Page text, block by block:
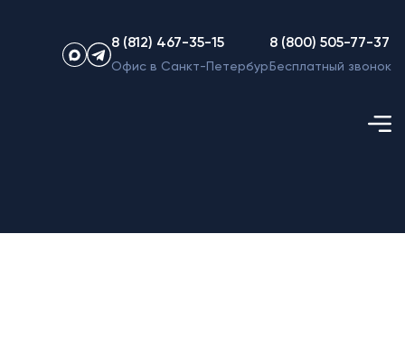
8 (812) 467-35-15
Офис в Санкт-Петербурге
8 (800) 505-77-37
Бесплатный звонок